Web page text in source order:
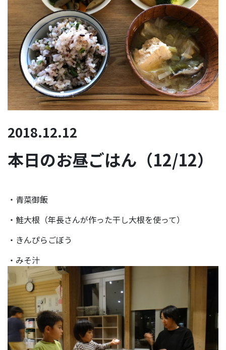
2018.12.12
本日のお昼ごはん（12/12）
・青菜御飯
・鮭大根（年長さんが作った干し大根を使って）
・きんぴらごぼう
・みそ汁